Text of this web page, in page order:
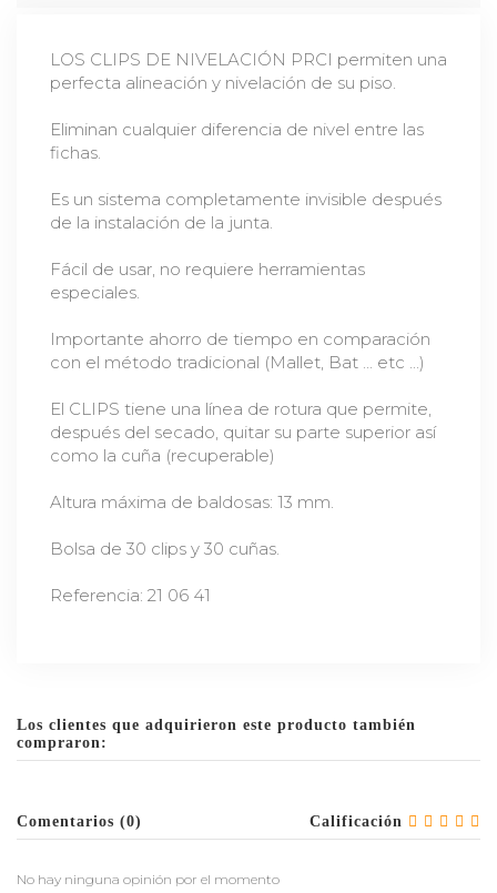
LOS CLIPS DE NIVELACIÓN PRCI permiten una
perfecta alineación y nivelación de su piso.
Eliminan cualquier diferencia de nivel entre las
fichas.
Es un sistema completamente invisible después
de la instalación de la junta.
Fácil de usar, no requiere herramientas
especiales.
Importante ahorro de tiempo en comparación
con el método tradicional (Mallet, Bat ... etc ...)
El CLIPS tiene una línea de rotura que permite,
después del secado, quitar su parte superior así
como la cuña (recuperable)
Altura máxima de baldosas: 13 mm.
Bolsa de 30 clips y 30 cuñas.
Referencia: 21 06 41
Los clientes que adquirieron este producto también
compraron:
Calificación
Comentarios (0)
No hay ninguna opinión por el momento